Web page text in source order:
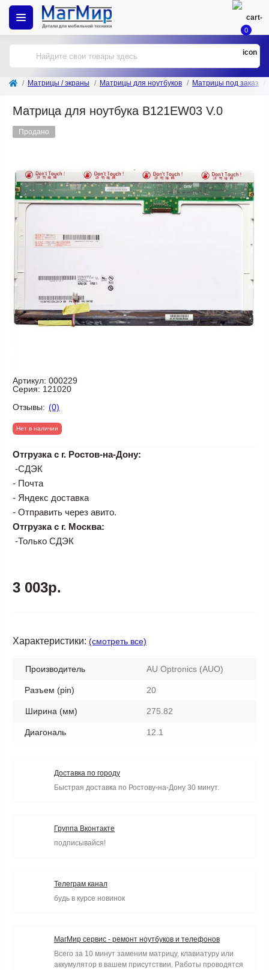
0
Матрицы / экраны Матрицы для ноутбуков Матрицы под заказ
Матрица для ноутбука B121EW03 V.0
Продано
Артикул: 000229
Серия: 121020
Отзывы: (0)
Нет в наличии
Отгрузка с г. Ростов-на-Дону:
-СДЭК
- Почта
- Яндекс доставка
- Отправить через авито.
Отгрузка с г. Москва:
-Только СДЭК
3 003р.
Характеристики: (смотреть все)
Производитель AU Optronics (AUO)
Разъем (pin) 20
Ширина (мм) 275.82
Диагональ 12.1
Доставка по городу
Быстрая доставка по Ростову-на-Дону 30 минут.
Группа Вконтакте
подписывайся!
Телеграм канал
будь в курсе новинок
МагМир сервис - ремонт ноутбуков и телефонов
Всего за 10 минут заменим матрицу, клавиатуру или
аккумулятор в вашем присутствии. Работы проводятся